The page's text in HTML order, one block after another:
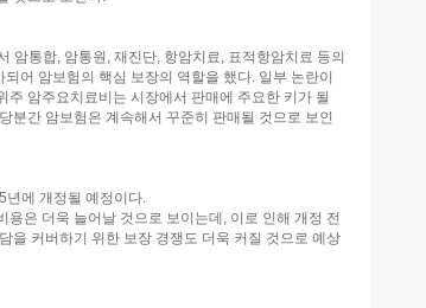
암통합, 암통원, 재진단, 항암치료, 표적항암치료 등의
어 암보험의 핵심 보장의 역할을 했다. 일부 논란이
암주요치료비는 시장에서 판매에 주요한 키가 될
분간 암보험은 계속해서 꾸준히 판매될 것으로 보인
년에 개정될 예정이다.
은 더욱 늘어날 것으로 보이는데, 이로 인해 개정 전
을 커버하기 위한 보장 경쟁도 더욱 커질 것으로 예상